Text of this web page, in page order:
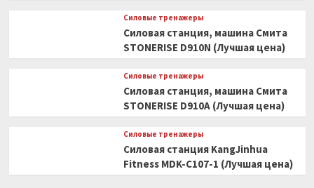
Силовые тренажеры
Силовая станция, машина Смита
STONERISE D910N (Лучшая цена)
Силовые тренажеры
Силовая станция, машина Смита
STONERISE D910A (Лучшая цена)
Силовые тренажеры
Силовая станция KangJinhua
Fitness MDK-C107-1 (Лучшая цена)